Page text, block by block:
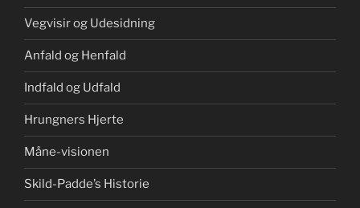
Vegvisir og Udesidning
Anfald og Henfald
Indfald og Udfald
Hrungners Hjerte
Måne-visionen
Skild-Padde’s Historie